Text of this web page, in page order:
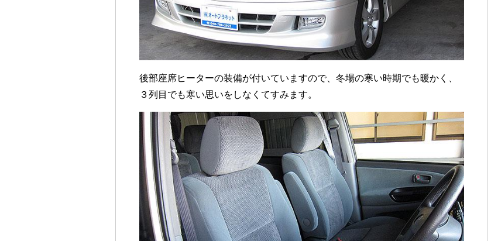
後部座席ヒーターの装備が付いていますので、冬場の寒い時期でも暖かく、
３列目でも寒い思いをしなくてすみます。